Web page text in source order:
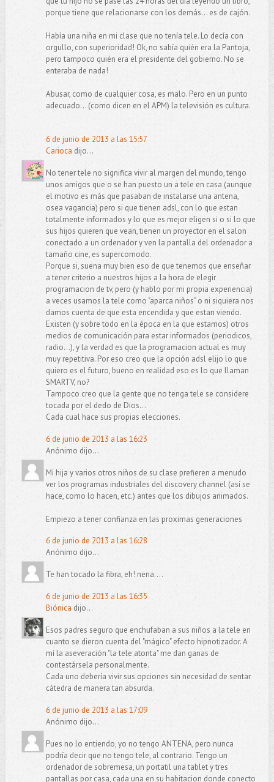
porque tiene que relacionarse con los demás... es de cajón.
Había una niña en mi clase que no tenía tele. Lo decía con
orgullo, con superioridad! Ok, no sabía quién era la Pantoja,
pero tampoco quién era el presidente del gobierno. No se
enteraba de nada!
Abusar, como de cualquier cosa, es malo. Pero en un punto
adecuado... (como dicen en el APM) la televisión es cultura.
6 de junio de 2013 a las 15:57
Carioca dijo...
No tener tele no significa vivir al margen del mundo, tengo
unos amigos que o se han puesto un a tele en casa (aunque
el motivo es más que pasaban de instalarse una antena,
osea vagancia) pero si que tienen adsl, con lo que estan
totalmente informados y lo que es mejor eligen si o si lo que
sus hijos quieren que vean, tienen un proyector en el salon
conectado a un ordenador y ven la pantalla del ordenador a
tamaño cine, es supercomodo.
Porque si, suena muy bien eso de que tenemos que enseñar
a tener criterio a nuestros hijos a la hora de elegir
programacion de tv, pero (y hablo por mi propia experiencia)
a veces usamos la tele como "aparca niños" o ni siquiera nos
damos cuenta de que esta encendida y que estan viendo.
Existen (y sobre todo en la época en la que estamos) otros
medios de comunicación para estar informados (periodicos,
radio...), y la verdad es que la programacion actual es muy
muy repetitiva. Por eso creo que la opción adsl elijo lo que
quiero es el futuro, bueno en realidad eso es lo que llaman
SMARTV, no?
Tampoco creo que la gente que no tenga tele se considere
tocada por el dedo de Dios...
Cada cual hace sus propias elecciones.
6 de junio de 2013 a las 16:23
Anónimo dijo...
Mi hija y varios otros niños de su clase prefieren a menudo
ver los programas industriales del discovery channel (así se
hace, como lo hacen, etc.) antes que los dibujos animados.
Empiezo a tener confianza en las proximas generaciones
6 de junio de 2013 a las 16:28
Anónimo dijo...
Te han tocado la fibra, eh! nena....
6 de junio de 2013 a las 16:35
Biónica dijo...
Esos padres seguro que enchufaban a sus niños a la tele en
cuanto se dieron cuenta del "mágico" efecto hipnotizador. A
mí la aseveración "la tele atonta" me dan ganas de
contestársela personalmente.
Cada uno debería vivir sus opciones sin necesidad de sentar
cátedra de manera tan absurda.
6 de junio de 2013 a las 17:09
Anónimo dijo...
Pues no lo entiendo, yo no tengo ANTENA, pero nunca
podría decir que no tengo tele, al contrario. Tengo un
ordenador de sobremesa, un portatil una tablet y tres
pantallas por casa, cada una en su habitacion donde conecto